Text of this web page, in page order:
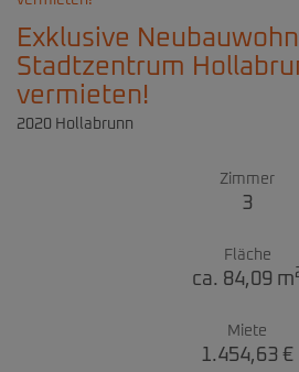
Exklusive
Stadtzentrum
vermieten!
2020 Hollabrunn
Zimmer
3
Fläche
ca. 84,09 m
Miete
1.454,63 €